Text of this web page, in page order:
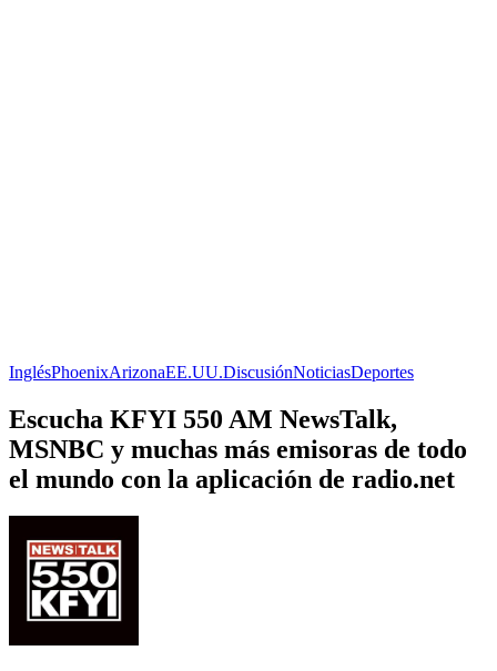
InglésPhoenixArizonaEE.UU.DiscusiónNoticiasDeportes
Escucha KFYI 550 AM NewsTalk,
MSNBC y muchas más emisoras de todo
el mundo con la aplicación de radio.net